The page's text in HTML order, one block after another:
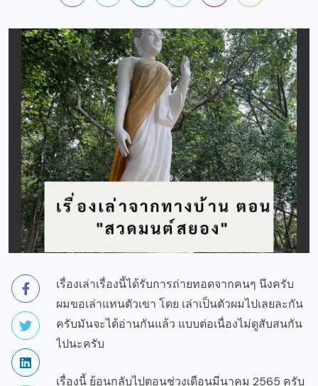
เรื่องเล่าเรื่องนี้ได้รับการถ่ายทอดจากคนๆ นึงครับ
ผมขอเล่าแทนตัวเขา โดย เล่าเป็นตัวผมไปเลยละกัน
ครับมันจะได้อ่านกันแล้ว แบบต่อเนื่องไม่ดูสับสนกัน
ไปนะครับ
เรื่องนี้ ย้อนกลับไปตอนช่วงเดือนมีนาคม 2565 ครับ